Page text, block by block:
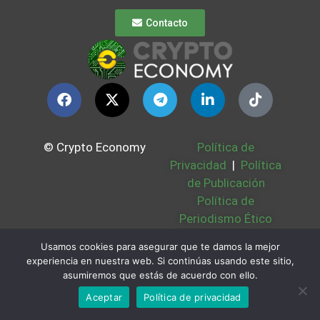
Contacto
© Crypto Economy
Política de
Privacidad | Política
de Publicación
Política de
Periodismo Ético
Bases Legales |
Partners | Sobre
Nosotros
Usamos cookies para asegurar que te damos la mejor
experiencia en nuestra web. Si continúas usando este sitio,
asumiremos que estás de acuerdo con ello.
Aceptar
Política de privacidad